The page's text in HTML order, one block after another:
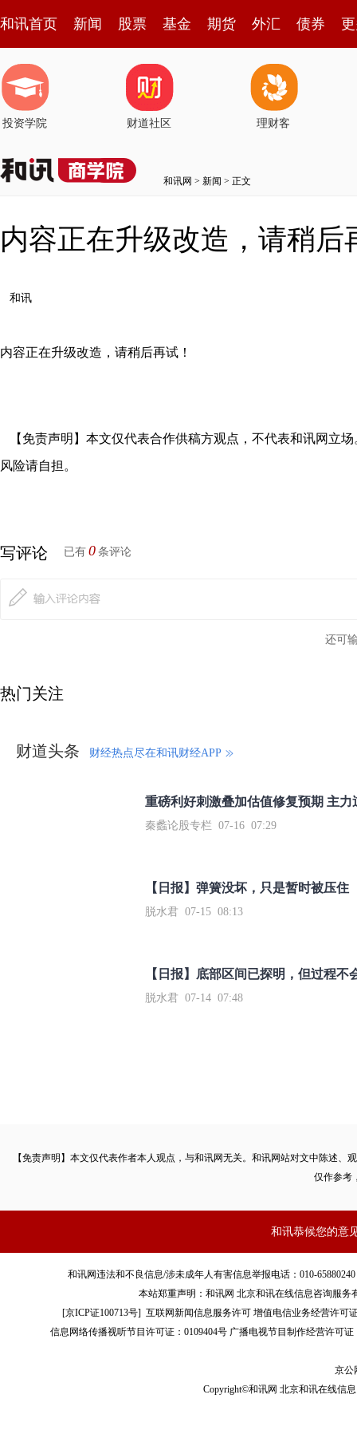
和讯首页 新闻 股票 基金 期货 外汇 债券
投资学院 财道社区 理财客
和讯网 > 新闻 > 正文
内容正在升级改造，请稍后
和讯
内容正在升级改造，请稍后再试！
【免责声明】本文仅代表合作供稿方观点，不代表和讯网立
风险请自担。
写评论 已有 0 条评论
还可
热门关注
财道头条 财经热点尽在和讯财经APP
秦蠡论股专栏 07-16 07:29
【日报】弹簧没坏，只是暂时被压住
脱水君 07-15 08:13
【日报】底部区间已探明，但过程不
脱水君 07-14 07:48
【免责声明】本文仅代表作者本人观点，与和讯网无关。和讯网站对文中陈述
仅作参考
和讯恭候您的意
和讯网违法和不良信息/涉未成年人有害信息举报电话：010-
本站郑重声明：和讯网 北京和讯在线信息咨询服
[京ICP证100713号]互联网新闻信息服务许可 增值电信业务经营许可
信息网络传播视听节目许可证：0109404号 广播电视节目制作经营许可证
京公
Copyright©和讯网 北京和讯在线信